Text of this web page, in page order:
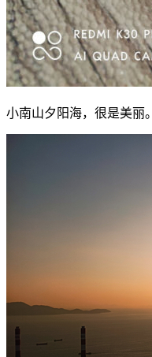
小南山夕阳海，很是美丽。